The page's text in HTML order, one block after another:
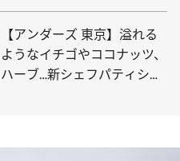
【アンダーズ 東京】溢れる
ようなイチゴやココナッツ、
ハーブ…新シェフパティシエ